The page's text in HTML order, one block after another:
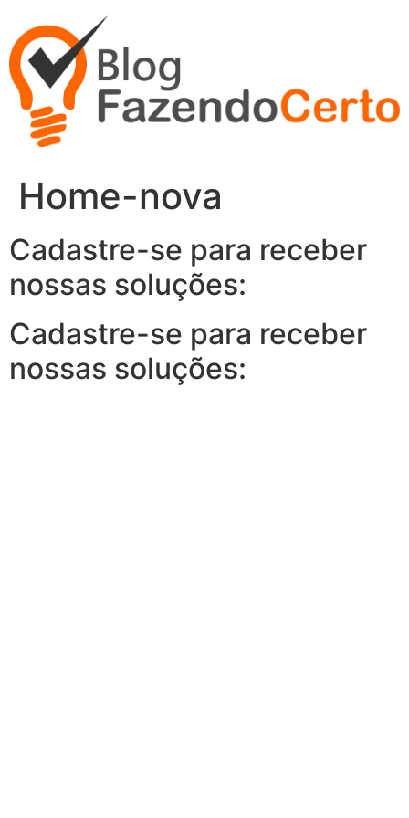
para
conteúdo
Home-nova
Cadastre-se para receber
nossas soluções:
Cadastre-se para receber
nossas soluções: